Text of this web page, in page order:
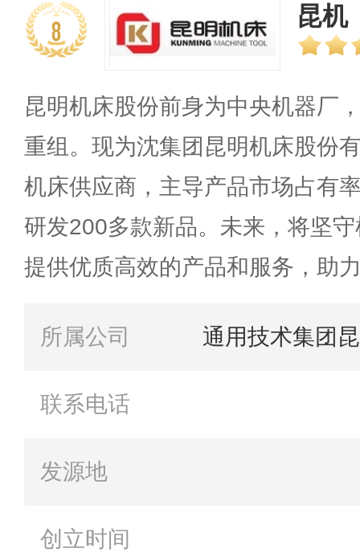
8 昆机
昆明机床股份前身为中央机器厂
重组。现为沈集团昆明机床股份
机床供应商，主导产品市场占有
研发200多款新品。未来，将坚
提供优质高效的产品和服务，助
所属公司 通用技术集团
联系电话
发源地
创立时间